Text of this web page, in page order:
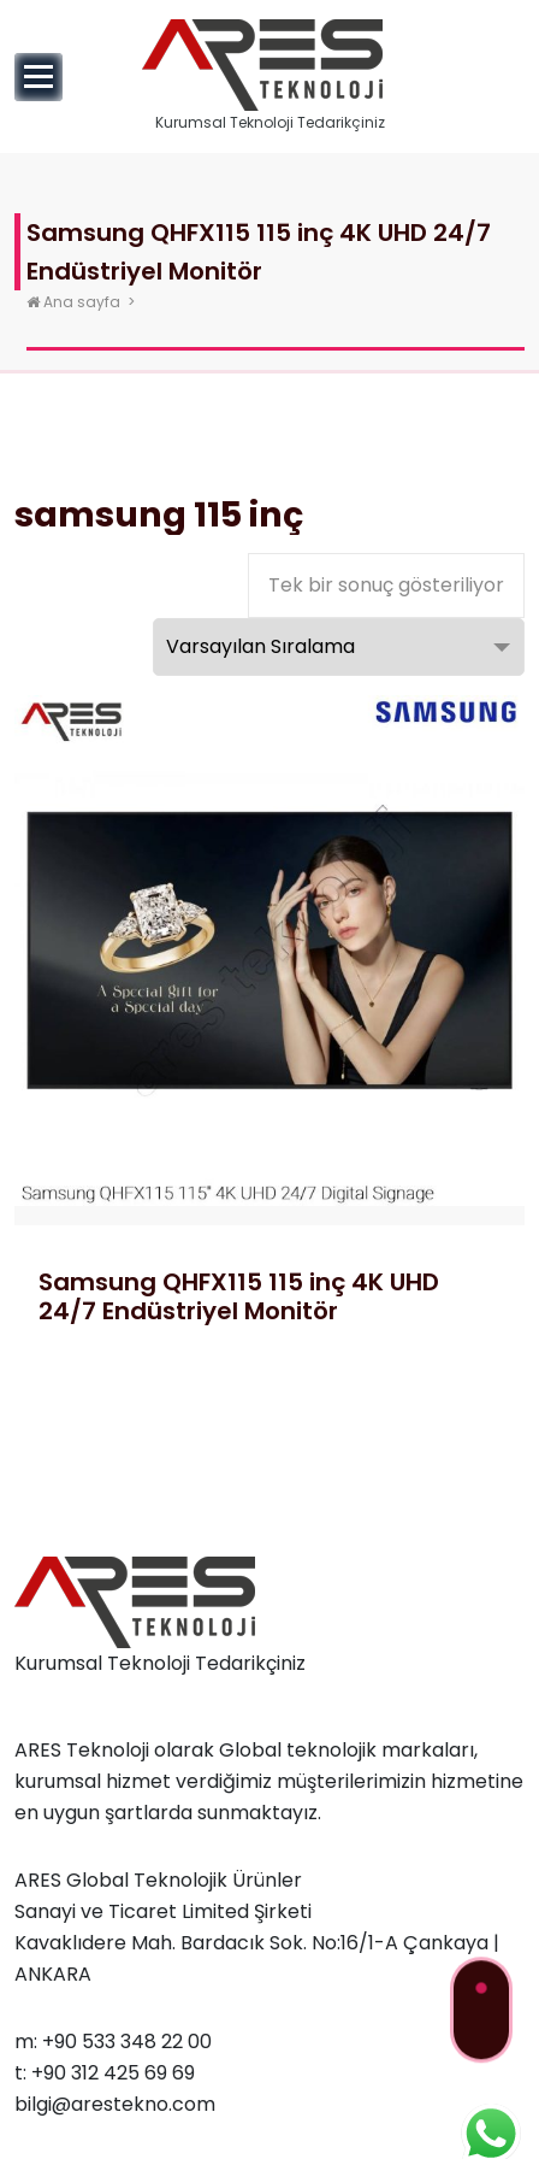
Kurumsal Teknoloji Tedarikçiniz
Samsung QHFX115 115 inç 4K UHD 24/7
Endüstriyel Monitör
Ana sayfa >
samsung 115 inç
Tek bir sonuç gösteriliyor
Samsung QHFX115 115 inç 4K UHD
24/7 Endüstriyel Monitör
Kurumsal Teknoloji Tedarikçiniz
ARES Teknoloji olarak Global teknolojik markaları,
kurumsal hizmet verdiğimiz müşterilerimizin hizmetine
en uygun şartlarda sunmaktayız.
ARES Global Teknolojik Ürünler
Sanayi ve Ticaret Limited Şirketi
Kavaklıdere Mah. Bardacık Sok. No:16/1-A Çankaya |
ANKARA
m: +90 533 348 22 00
t: +90 312 425 69 69
bilgi@arestekno.com